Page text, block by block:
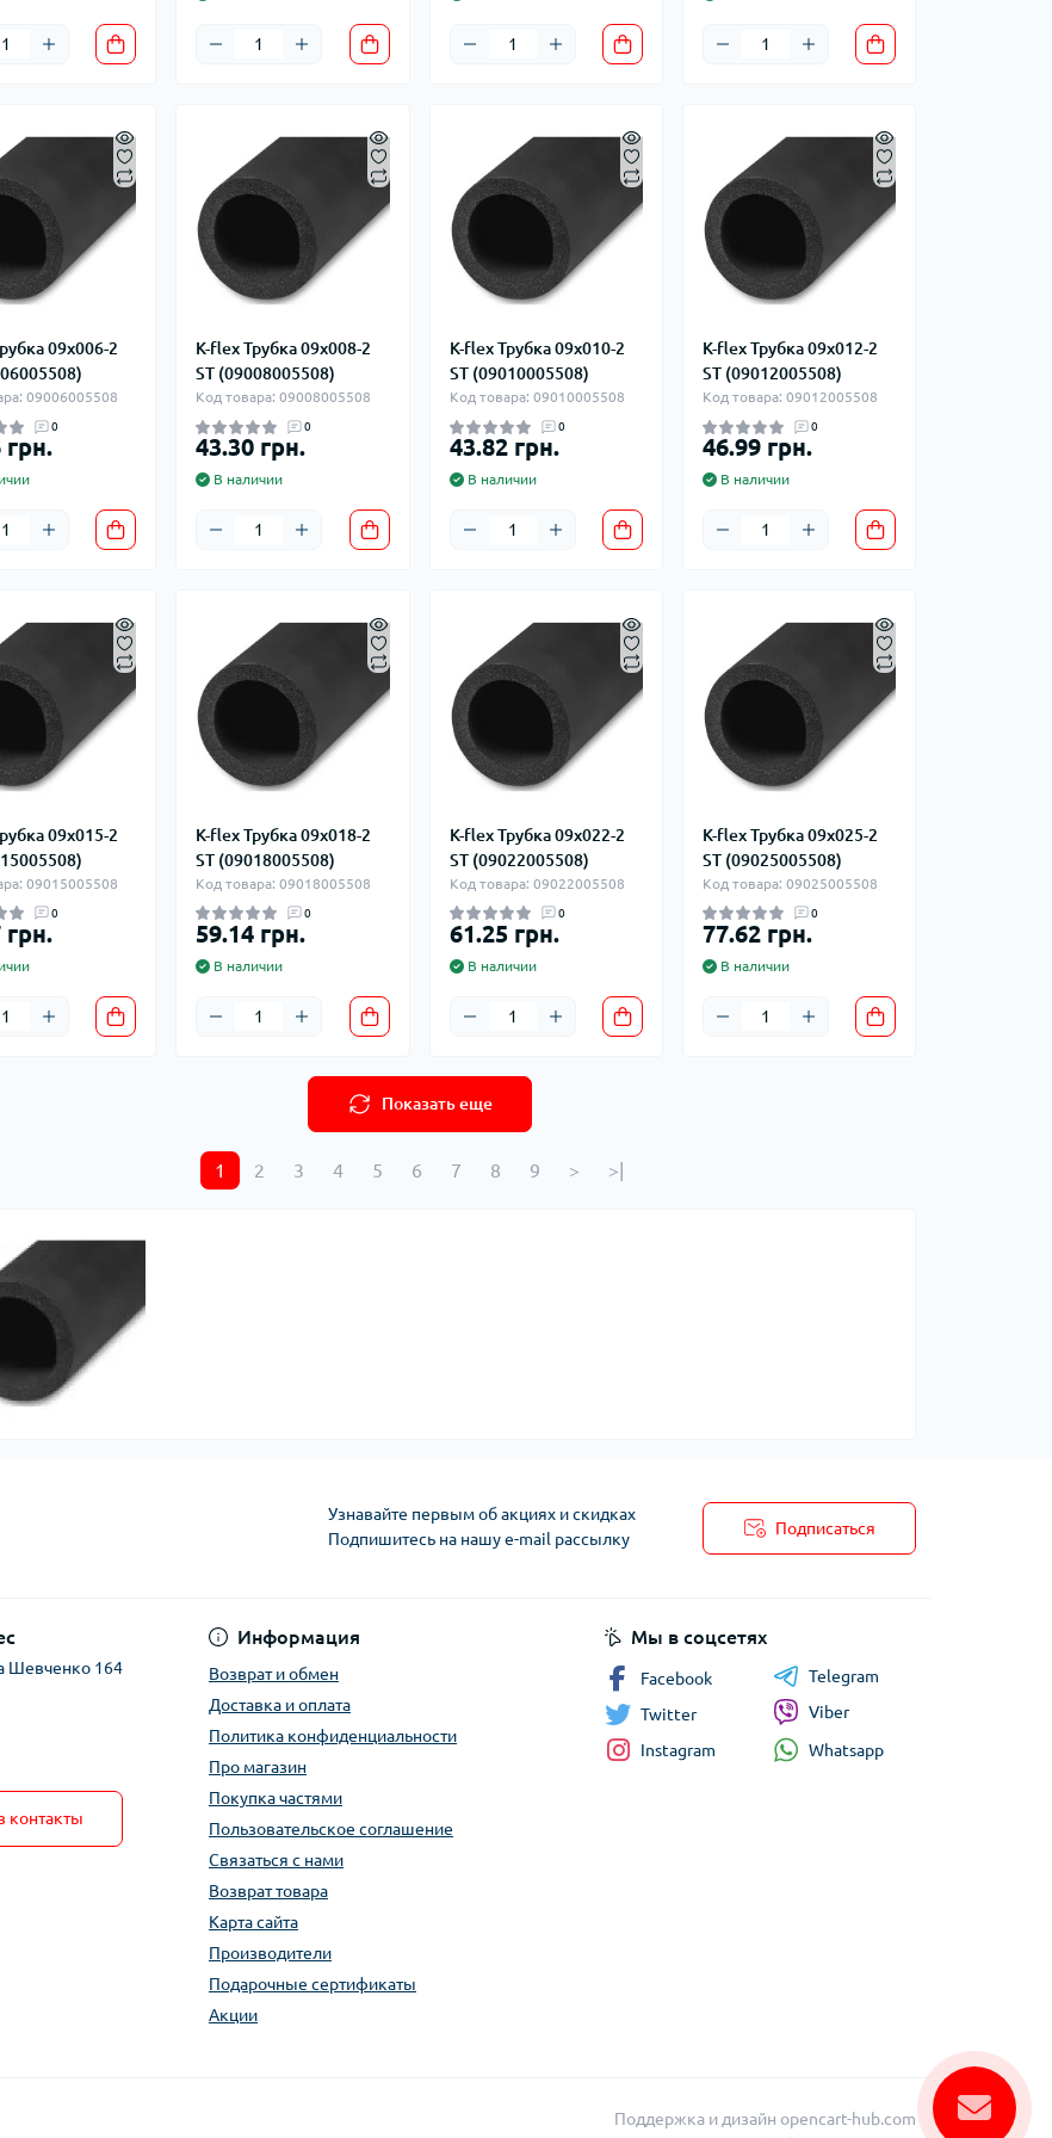
09x006-2
09006005508
0
грн.
K-flex Трубка 09x008-2
ST (09008005508)
Код товара: 09008005508
0
43.30 грн.
В наличии
K-flex Трубка 09x010-2
ST (09010005508)
Код товара: 09010005508
0
43.82 грн.
В наличии
K-flex Трубка 09x012-2
ST (09012005508)
Код товара: 09012005508
0
46.99 грн.
В наличии
09x015-2
09015005508
0
грн.
K-flex Трубка 09x018-2
ST (09018005508)
Код товара: 09018005508
0
59.14 грн.
В наличии
K-flex Трубка 09x022-2
ST (09022005508)
Код товара: 09022005508
0
61.25 грн.
В наличии
K-flex Трубка 09x025-2
ST (09025005508)
Код товара: 09025005508
0
77.62 грн.
В наличии
Показать еще
1 2 3 4 5 6 7 8 9 > >|
Узнавайте первым об акциях и скидках
Подпишитесь на нашу e-mail рассылку
Подписаться
Шевченко 164
контакты
Информация
Возврат и обмен
Доставка и оплата
Политика конфиденциальности
Про магазин
Покупка частями
Пользовательское соглашение
Связаться с нами
Возврат товара
Карта сайта
Производители
Подарочные сертификаты
Акции
Мы в соцсетях
Facebook
Twitter
Instagram
Telegram
Viber
Whatsapp
Поддержка и дизайн opencart-hub.com